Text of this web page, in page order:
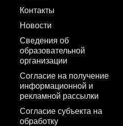
Контакты
Новости
Сведения об
образовательной
организации
Согласие на получение
информационной и
рекламной рассылки
Согласие субъекта на
обработку